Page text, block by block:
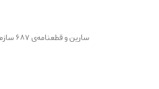
سارین و قطعنامه‌­ی ۶۸۷ سازمان ملل متحد